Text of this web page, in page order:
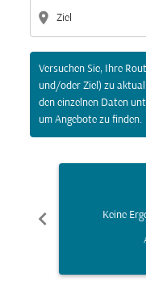
location_on
Versuchen Sie, Ihre
und/oder Ziel) zu
den einzelnen Daten
um Angebote zu finden.
chevron_left Keine